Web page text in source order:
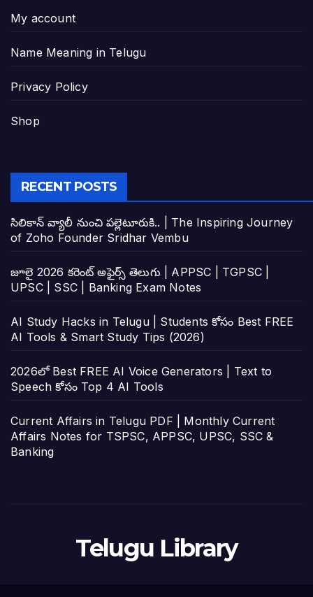
My account
Name Meaning in Telugu
Privacy Policy
Shop
RECENT POSTS
సిలికాన్ వ్యాలీ నుంచి పల్లెటూరుకి.. | The Inspiring Journey
of Zoho Founder Sridhar Vembu
జూలై 2026 కరెంట్ అఫైర్స్ తెలుగు | APPSC | TGPSC |
UPSC | SSC | Banking Exam Notes
AI Study Hacks in Telugu | Students కోసం Best FREE
AI Tools & Smart Study Tips (2026)
2026లో Best FREE AI Voice Generators | Text to
Speech కోసం Top 4 AI Tools
Current Affairs in Telugu PDF | Monthly Current
Affairs Notes for TSPSC, APPSC, UPSC, SSC &
Banking
Telugu Library